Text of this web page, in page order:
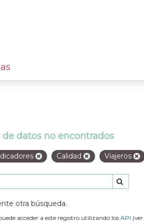
datos no encontrados
Calidad Viajeros
otra búsqueda.
acceder a este registro utilizando los API (ver